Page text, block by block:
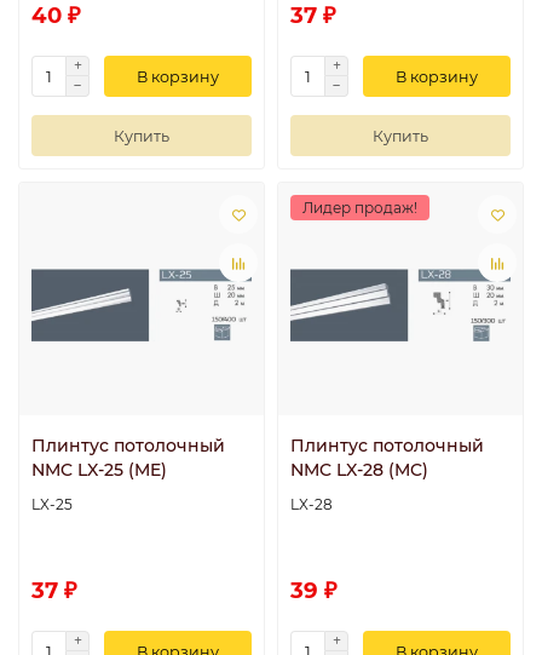
40 ₽
В корзину
Купить
37 ₽
В корзину
Купить
Плинтус потолочный
NMC LX-25 (ME)
LX-25
37 ₽
В корзину
Лидер продаж!
Плинтус потолочный
NMC LX-28 (MC)
LX-28
39 ₽
В корзину